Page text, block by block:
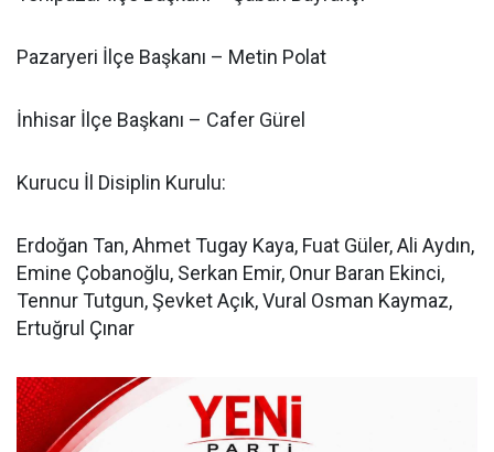
Pazaryeri İlçe Başkanı – Metin Polat
İnhisar İlçe Başkanı – Cafer Gürel
Kurucu İl Disiplin Kurulu:
Erdoğan Tan, Ahmet Tugay Kaya, Fuat Güler, Ali Aydın,
Emine Çobanoğlu, Serkan Emir, Onur Baran Ekinci,
Tennur Tutgun, Şevket Açık, Vural Osman Kaymaz,
Ertuğrul Çınar